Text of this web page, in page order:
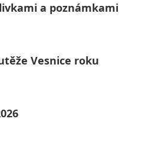
a poznámkami
Vesnice roku